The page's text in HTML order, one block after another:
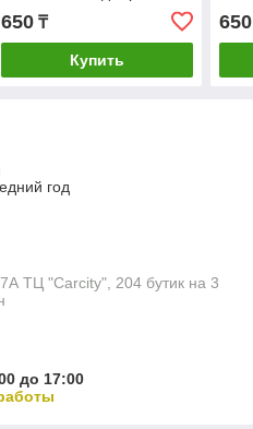
монтеро делика прадо
montero sport prado
650₸
Купить
650
год
ТЦ "Carcity", 204 бутик на 3
до 17:00